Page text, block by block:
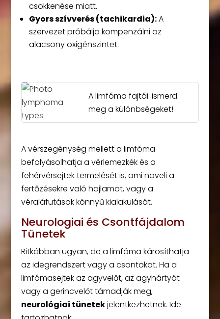
csökkenése miatt.
Gyors szívverés (tachikardia):A
szervezet próbálja kompenzálni az
alacsony oxigénszintet.
A limfóma fajtái: ismerd
meg a különbségeket!
A vérszegénység mellett a limfóma
befolyásolhatja a vérlemezkék és a
fehérvérsejtek termelését is, ami növeli a
fertőzésekre való hajlamot, vagy a
véraláfutások könnyű kialakulását.
Neurologiai és Csontfájdalom
Tünetek
Ritkábban ugyan, de a limfóma károsíthatja
az idegrendszert vagy a csontokat. Ha a
limfómasejtek az agyvelőt, az agyhártyát
vagy a gerincvelőt támadják meg,
neurológiai tünetekjelentkezhetnek. Ide